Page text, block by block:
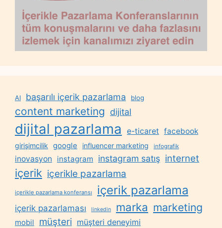
AI başarılı içerik pazarlama blog
content marketing dijital
dijital pazarlama e-ticaret facebook
girişimcilik google influencer marketing infografik
inovasyon instagram instagram satış internet
içerik içerikle pazarlama
içerikle pazarlama konferansı içerik pazarlama
içerik pazarlaması linkedin marka marketing
mobil müşteri müşteri deneyimi